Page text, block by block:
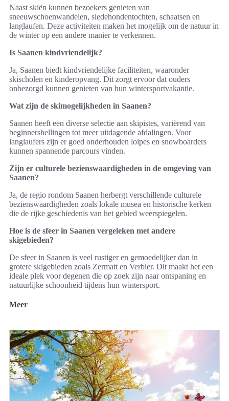
Naast skiën kunnen bezoekers genieten van
sneeuwschoenwandelen, sledehondentochten, schaatsen en
langlaufen. Deze activiteiten maken het mogelijk om de natuur in
de winter op een andere manier te verkennen.
Is Saanen kindvriendelijk?
Ja, Saanen biedt kindvriendelijke faciliteiten, waaronder
skischolen en kinderopvang. Dit zorgt ervoor dat ouders
onbezorgd kunnen genieten van hun wintersportvakantie.
Wat zijn de skimogelijkheden in Saanen?
Saanen heeft een diverse selectie aan skipistes, variërend van
beginnershellingen tot meer uitdagende afdalingen. Voor
langlaufers zijn er goed onderhouden loipes en snowboarders
kunnen spannende parcours vinden.
Zijn er culturele bezienswaardigheden in de omgeving van
Saanen?
Ja, de regio rondom Saanen herbergt verschillende culturele
bezienswaardigheden zoals lokale musea en historische kerken
die de rijke geschiedenis van het gebied weerspiegelen.
Hoe is de sfeer in Saanen vergeleken met andere
skigebieden?
De sfeer in Saanen is veel rustiger en gemoedelijker dan in
grotere skigebieden zoals Zermatt en Verbier. Dit maakt het een
ideale plek voor degenen die op zoek zijn naar ontspaning en
natuurlijke schoonheid tijdens hun wintersport.
Meer